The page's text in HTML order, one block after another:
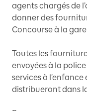
agents chargés de
donner des
Concourse à la
Toutes les
envoyées à la
services à
distribueront dans